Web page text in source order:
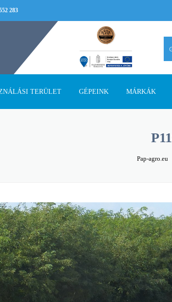
283
TERÜLET GÉPEINK
SZÁLLÍTÓ JÁRMŰVEK,
PÓTKOCSIK
PERMETEZŐGÉPEK
SZÁRZÚZÓK, RÉZSŰZÚZÓK
VETŐGÉPEK
MÁRKÁK
FORRÁSGÉPEK
IDROFOGLIA
LEMKEN
OPALL-AGRI
Pap-agro.eu